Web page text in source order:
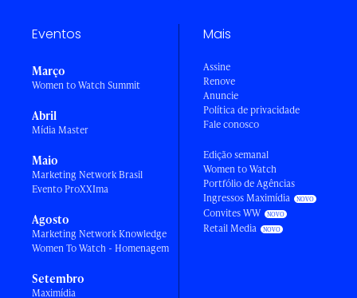
Eventos
Março
Women to Watch Summit
Abril
Mídia Master
Maio
Marketing Network Brasil
Evento ProXXIma
Agosto
Marketing Network Knowledge
Women To Watch - Homenagem
Setembro
Maximídia
Mais
Assine
Renove
Anuncie
Política de privacidade
Fale conosco
Edição semanal
Women to Watch
Portfólio de Agências
Ingressos Maximídia
Convites WW
Retail Media